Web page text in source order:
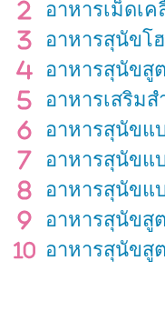
อาหารเม็ดเค
อาหารสุนัขโ
อาหารสุนัขสู
อาหารเสริม
อาหารสุนัขแ
อาหารสุนัขแ
อาหารสุนัขแ
อาหารสุนัขสู
อาหารสุนัขสูต